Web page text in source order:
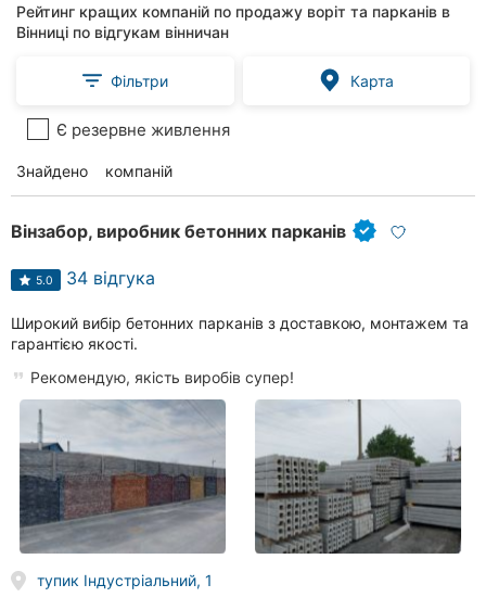
Рейтинг кращих компаній по продажу воріт та парканів в
Вінниці по відгукам вінничан
Фільтри Карта
Є резервне живлення
Знайдено 27компаній
Вінзабор, виробник бетонних парканів
5.0 34 відгука
Широкий вибір бетонних парканів з доставкою, монтажем та
гарантією якості.
Рекомендую, якість виробів супер!
тупик Індустріальний, 1